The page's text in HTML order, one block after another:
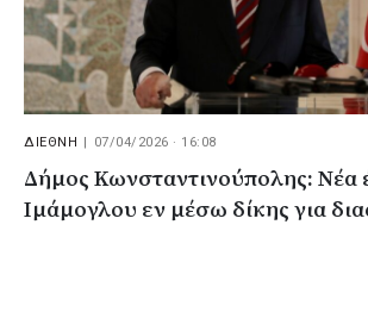
ΔΙΕΘΝΗ 07/04/2026 · 16:08
Δήμος Κωνσταντινούπολης: Νέα
Ιμάμογλου εν μέσω δίκης για